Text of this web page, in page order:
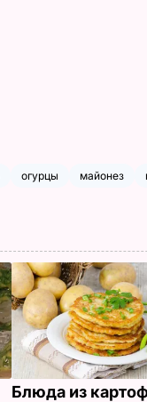
огурцы майонез
Блюда из